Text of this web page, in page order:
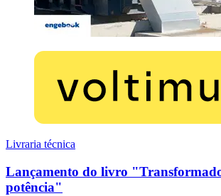
Livraria técnica
Lançamento do livro
potência"